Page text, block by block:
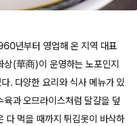
년부터 영업해 온 지역 대표
상(華商)이 운영하는 노포인지
. 다양한 요리와 식사 메뉴가 있
과 오므라이스처럼 달걀을 덮
다 먹을 때까지 튀김옷이 바삭하